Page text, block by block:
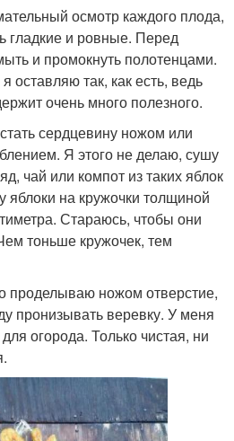
осмотр каждого плода,
гладкие и ровные. Перед
и промокнуть полотенцами.
оставляю так, как есть, ведь
очень много полезного.
сердцевину ножом или
Я этого не делаю, сушу
чай или компот из таких яблок
на кружочки толщиной
Стараюсь, чтобы они
тоньше кружочек, тем
проделываю ножом отверстие,
пронизывать веревку. У меня
огорода. Только чистая, ни